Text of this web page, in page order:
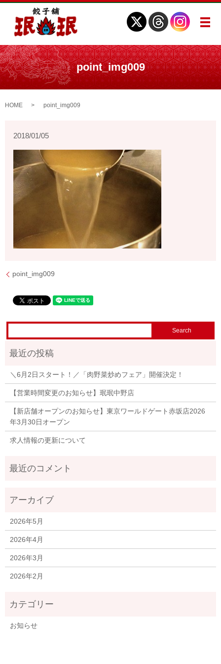
メ
point_img009
HOME point_img009
2018/01/05
point_img009
＼6月2日スタート！／「肉野菜炒めフェア」開催決定！
【営業時間変更のお知らせ】珉珉中野店
【新店舗オープンのお知らせ】東京ワールドゲート赤坂店2026
年3月30日オープン
求人情報の更新について
2026年5月
2026年4月
2026年3月
2026年2月
お知らせ